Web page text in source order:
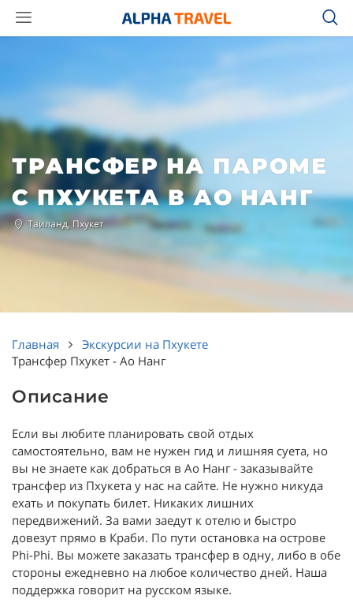
ТРАНСФЕР НА ПАРОМЕ
С ПХУКЕТА В АО НАНГ
Таиланд, Пхукет
Главная
Экскурсии на Пхукете
Трансфер Пхукет - Ао Нанг
Описание
Если вы любите планировать свой отдых
самостоятельно, вам не нужен гид и лишняя суета, но
вы не знаете как добраться в Ао Нанг - заказывайте
трансфер из Пхукета у нас на сайте. Не нужно никуда
ехать и покупать билет. Никаких лишних
передвижений. За вами заедут к отелю и быстро
довезут прямо в Краби. По пути остановка на острове
Phi-Phi. Вы можете заказать трансфер в одну, либо в обе
стороны ежедневно на любое количество дней. Наша
поддержка говорит на русском языке.